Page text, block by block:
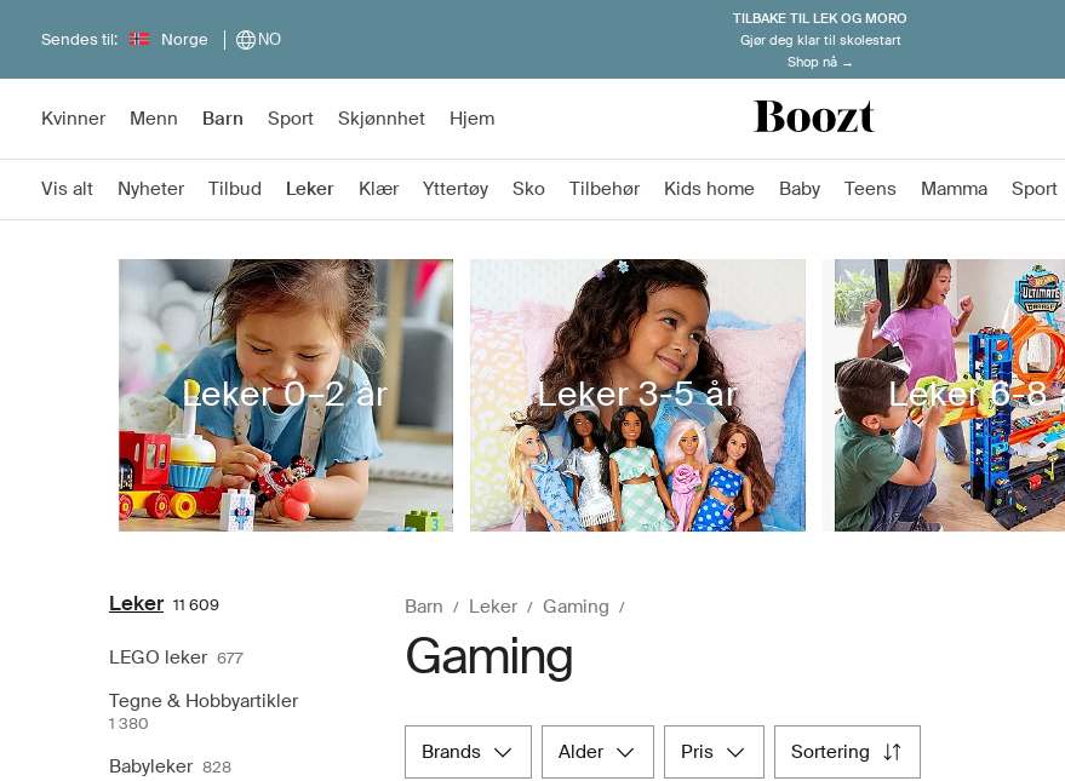
Sendes til: Norge NO
TILBAKE TIL LEK OG MORO
Gjør deg klar til skolestart
Shop nå →
Kvinner Menn Barn Sport Skjønnhet Hjem
Vis alt Nyheter Tilbud Leker Klær Yttertøy Sko Tilbehør Kids home Baby Teens Mamma Sport
Leker 0–2 år Leker 3-5 år Leker 6-8
Leker 11 609
LEGO leker 677
Tegne & Hobbyartikler
1 380
Babyleker 828
Barn Leker Gaming
Gaming
brands alder pris sortering